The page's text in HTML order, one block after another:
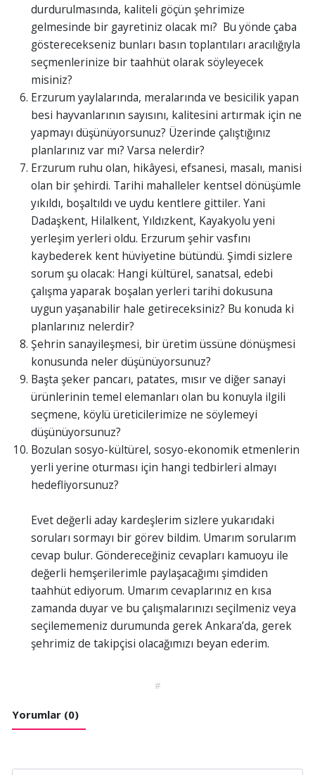
durdurulmasında, kaliteli göçün şehrimize
gelmesinde bir gayretiniz olacak mı? Bu yönde çaba
gösterecekseniz bunları basın toplantıları aracılığıyla
seçmenlerinize bir taahhüt olarak söyleyecek
misiniz?
Erzurum yaylalarında, meralarında ve besicilik yapan
besi hayvanlarının sayısını, kalitesini artırmak için ne
yapmayı düşünüyorsunuz? Üzerinde çalıştığınız
planlarınız var mı? Varsa nelerdir?
Erzurum ruhu olan, hikâyesi, efsanesi, masalı, manisi
olan bir şehirdi. Tarihi mahalleler kentsel dönüşümle
yıkıldı, boşaltıldı ve uydu kentlere gittiler. Yani
Dadaşkent, Hilalkent, Yıldızkent, Kayakyolu yeni
yerleşim yerleri oldu. Erzurum şehir vasfını
kaybederek kent hüviyetine bütündü. Şimdi sizlere
sorum şu olacak: Hangi kültürel, sanatsal, edebi
çalışma yaparak boşalan yerleri tarihi dokusuna
uygun yaşanabilir hale getireceksiniz? Bu konuda ki
planlarınız nelerdir?
Şehrin sanayileşmesi, bir üretim üssüne dönüşmesi
konusunda neler düşünüyorsunuz?
Başta şeker pancarı, patates, mısır ve diğer sanayi
ürünlerinin temel elemanları olan bu konuyla ilgili
seçmene, köylü üreticilerimize ne söylemeyi
düşünüyorsunuz?
Bozulan sosyo-kültürel, sosyo-ekonomik etmenlerin
yerli yerine oturması için hangi tedbirleri almayı
hedefliyorsunuz?
Evet değerli aday kardeşlerim sizlere yukarıdaki
soruları sormayı bir görev bildim. Umarım sorularım
cevap bulur. Göndereceğiniz cevapları kamuoyu ile
değerli hemşerilerimle paylaşacağımı şimdiden
taahhüt ediyorum. Umarım cevaplarınız en kısa
zamanda duyar ve bu çalışmalarınızı seçilmeniz veya
seçilememeniz durumunda gerek Ankara’da, gerek
şehrimiz de takipçisi olacağımızı beyan ederim.
#
Yorumlar (0)